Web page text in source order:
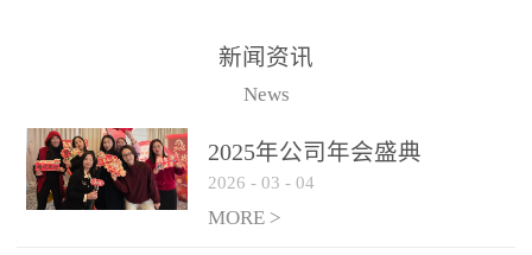
新闻资讯
News
2025年公司年会盛典
2026 - 03 - 04
MORE >